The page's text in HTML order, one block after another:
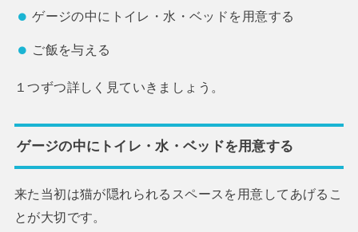
ゲージの中にトイレ・水・ベッドを用意する
ご飯を与える
１つずつ詳しく見ていきましょう。
ゲージの中にトイレ・水・ベッドを用意する
来た当初は猫が隠れられるスペースを用意してあげるこ
とが大切です。